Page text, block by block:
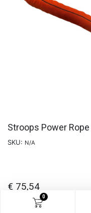
0
Stroops Power Rope
SKU: N/A
€ 75,54